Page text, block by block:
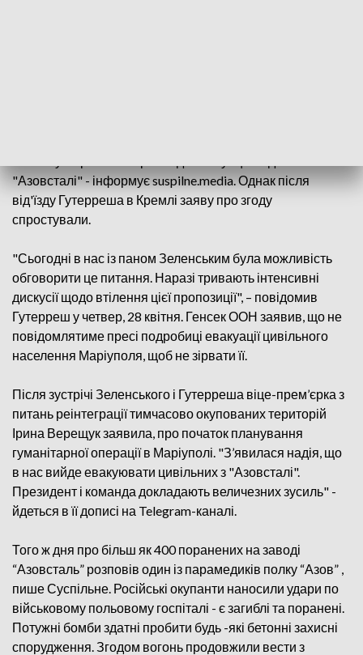
"Азовсталі" - інформує suspilne.media. Однак після
від'їзду Гутерреша в Кремлі заяву про згоду
спростували.
"Сьогодні в нас із паном Зеленським була можливість
обговорити це питання. Наразі тривають інтенсивні
дискусії щодо втілення цієї пропозиції", – повідомив
Гутерреш у четвер, 28 квітня. Генсек ООН заявив, що не
повідомлятиме пресі подробиці евакуації цивільного
населення Маріуполя, щоб не зірвати її.
Після зустрічі Зеленського і Гутерреша віце-прем’єрка з
питань реінтеграції тимчасово окупованих територій
Ірина Верещук заявила, про початок планування
гуманітарної операції в Маріуполі. "З’явилася надія, що
в нас вийде евакуювати цивільних з "Азовсталі".
Президент і команда докладають величезних зусиль" -
йдеться в її дописі на Telegram-каналі.
Того ж дня про більш як 400 поранених на заводі
“Азовсталь” розповів один із парамедиків полку “Азов” ,
пише Суспільне. Російські окупанти наносили удари по
військовому польовому госпіталі - є загиблі та поранені.
Потужні бомби здатні пробити будь -які бетонні захисні
спорудження. Згодом вогонь продовжили вести з